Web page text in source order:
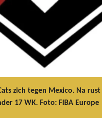
zich tegen Mexico. Na
17 WK. Foto: FIBA Europe